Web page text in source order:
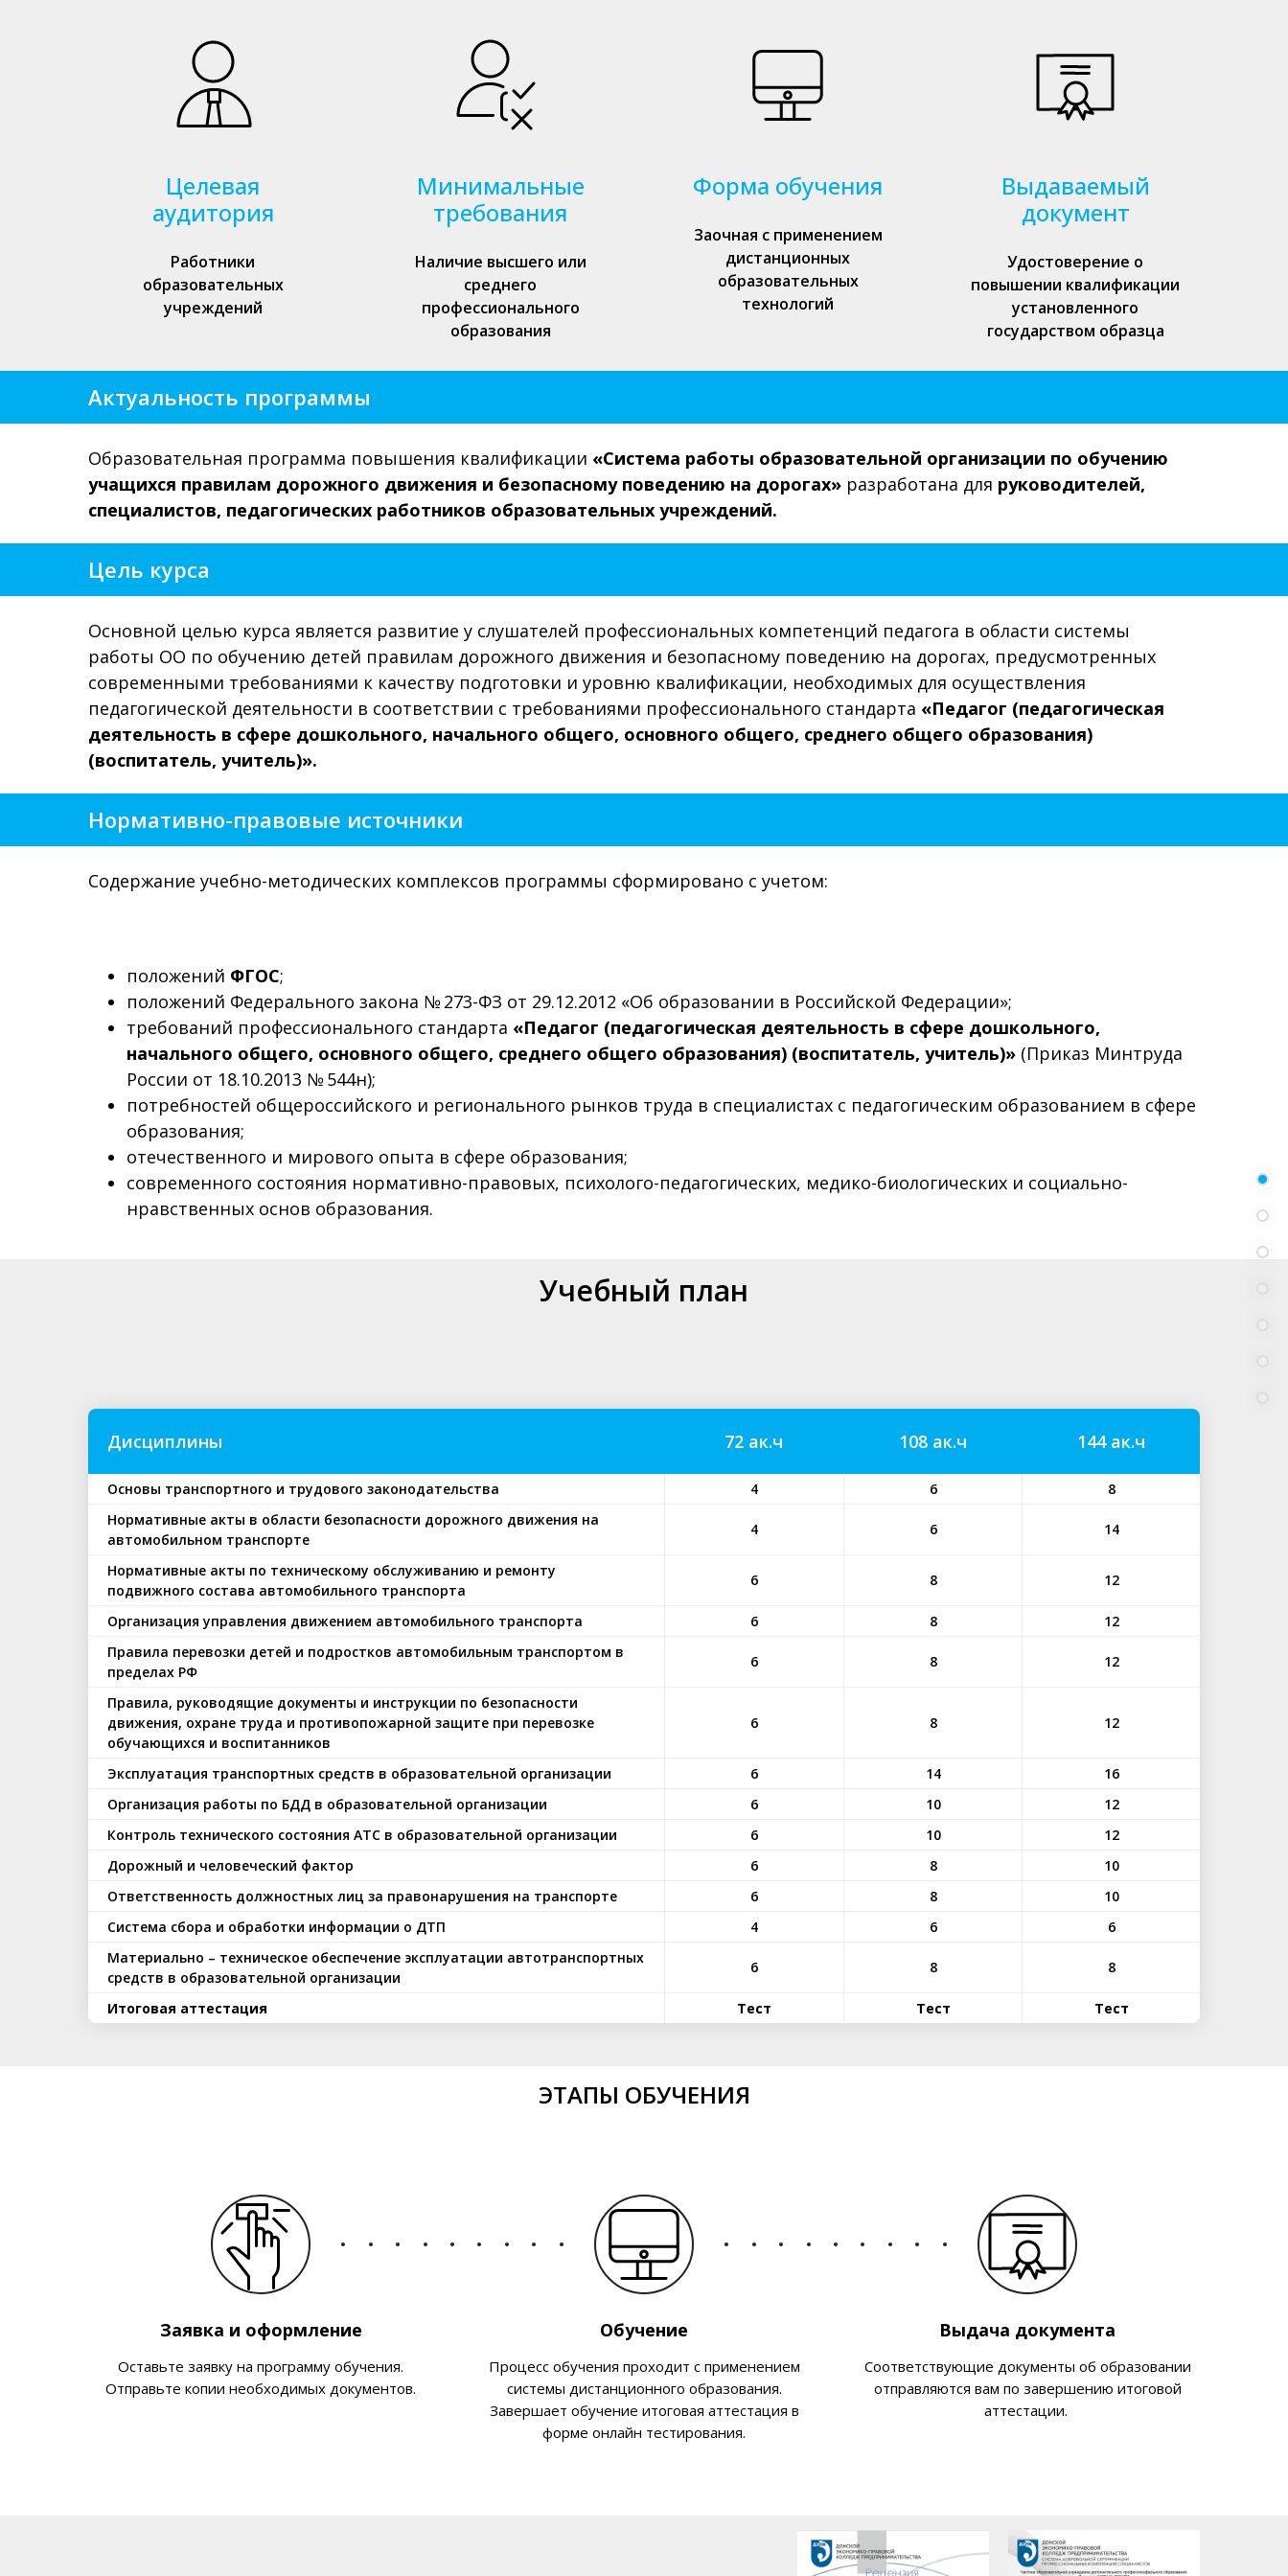
Целевая
аудитория
Работники
образовательных
учреждений
Минимальные
требования
Наличие высшего или
среднего
профессионального
образования
Форма обучения
Заочная с применением
дистанционных
образовательных
технологий
Выдаваемый
документ
Удостоверение о
повышении квалификации
установленного
государством образца
Актуальность программы
Образовательная программа повышения квалификации «Система работы образовательной организации по обучению
учащихся правилам дорожного движения и безопасному поведению на дорогах» разработана для руководителей,
специалистов, педагогических работников образовательных учреждений.
Цель курса
Основной целью курса является развитие у слушателей профессиональных компетенций педагога в области системы
работы ОО по обучению детей правилам дорожного движения и безопасному поведению на дорогах, предусмотренных
современными требованиями к качеству подготовки и уровню квалификации, необходимых для осуществления
педагогической деятельности в соответствии с требованиями профессионального стандарта «Педагог (педагогическая
деятельность в сфере дошкольного, начального общего, основного общего, среднего общего образования)
(воспитатель, учитель)».
Нормативно-правовые источники
Содержание учебно-методических комплексов программы сформировано с учетом:
положений ФГОС;
положений Федерального закона № 273-ФЗ от 29.12.2012 «Об образовании в Российской Федерации»;
требований профессионального стандарта «Педагог (педагогическая деятельность в сфере дошкольного,
начального общего, основного общего, среднего общего образования) (воспитатель, учитель)» (Приказ Минтруда
России от 18.10.2013 № 544н);
потребностей общероссийского и регионального рынков труда в специалистах с педагогическим образованием в сфере
образования;
отечественного и мирового опыта в сфере образования;
современного состояния нормативно-правовых, психолого-педагогических, медико-биологических и социально-
нравственных основ образования.
Учебный план
Дисциплины 72 ак.ч 108 ак.ч 144 ак.ч
Основы транспортного и трудового законодательства 4 6
8
Нормативные акты в области безопасности дорожного движения на
автомобильном транспорте
4 6 14
Нормативные акты по техническому обслуживанию и ремонту
подвижного состава автомобильного транспорта
6 8 12
Организация управления движением автомобильного транспорта 6 8
12
Правила перевозки детей и подростков автомобильным транспортом в
пределах РФ
6 8 12
Правила, руководящие документы и инструкции по безопасности
движения, охране труда и противопожарной защите при перевозке
обучающихся и воспитанников
6 8 12
Эксплуатация транспортных средств в образовательной организации 6 14
16
Организация работы по БДД в образовательной организации
6 10
12
Контроль технического состояния АТС в образовательной организации
6 10
12
Дорожный и человеческий фактор
6 8
10
Ответственность должностных лиц за правонарушения на транспорте
6 8
10
Система сбора и обработки информации о ДТП
4 6
6
Материально – техническое обеспечение эксплуатации автотранспортных
средств в образовательной организации
6 8 8
Итоговая аттестация Тест Тест Тест
ЭТАПЫ ОБУЧЕНИЯ
Заявка и оформление
Оставьте заявку на программу обучения.
Отправьте копии необходимых документов.
Обучение
Процесс обучения проходит с применением
системы дистанционного образования.
Завершает обучение итоговая аттестация в
форме онлайн тестирования.
Выдача документа
Соответствующие документы об образовании
отправляются вам по завершению итоговой
аттестации.